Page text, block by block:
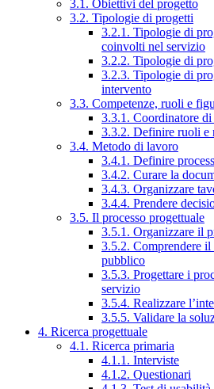
3.1. Obiettivi del progetto
3.2. Tipologie di progetti
3.2.1. Tipologie di
coinvolti nel servizio
3.2.2. Tipologie di
3.2.3. Tipologie di
intervento
3.3. Competenze, ruoli e
3.3.1. Coordinatore
3.3.2. Definire ruoli e
3.4. Metodo di lavoro
3.4.1. Definire
3.4.2. Curare la
3.4.3. Organizzare
3.4.4. Prendere
3.5. Il processo progettuale
3.5.1. Organizzare il
3.5.2. Comprendere il
pubblico
3.5.3. Progettare i
servizio
3.5.4. Realizzare
3.5.5. Validare la
4. Ricerca progettuale
4.1. Ricerca primaria
4.1.1. Interviste
4.1.2. Questionari